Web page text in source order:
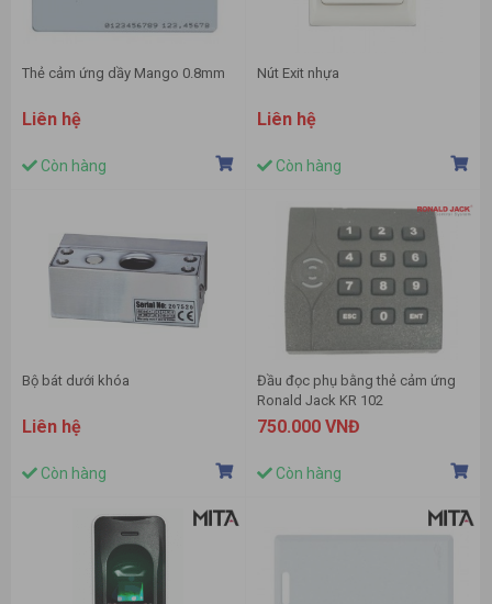
Thẻ cảm ứng dầy Mango 0.8mm
Liên hệ
Còn hàng
Nút Exit nhựa
Liên hệ
Còn hàng
Bộ bát dưới khóa
Liên hệ
Còn hàng
Đầu đọc phụ bằng thẻ cảm ứng
Ronald Jack KR 102
750.000 VNĐ
Còn hàng